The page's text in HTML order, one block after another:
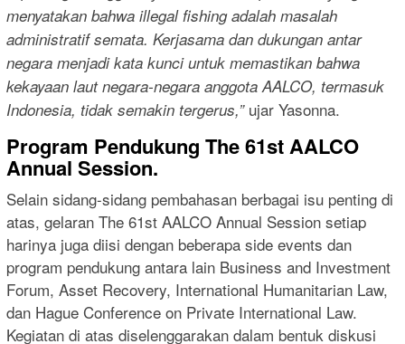
menyatakan bahwa illegal fishing adalah masalah
administratif semata. Kerjasama dan dukungan antar
negara menjadi kata kunci untuk memastikan bahwa
kekayaan laut negara-negara anggota AALCO, termasuk
Indonesia, tidak semakin tergerus,”ujar Yasonna.
Program Pendukung The 61st AALCO
Annual Session.
Selain sidang-sidang pembahasan berbagai isu penting di
atas, gelaran The 61st AALCO Annual Session setiap
harinya juga diisi dengan beberapa side events dan
program pendukung antara lain Business and Investment
Forum, Asset Recovery, International Humanitarian Law,
dan Hague Conference on Private International Law.
Kegiatan di atas diselenggarakan dalam bentuk diskusi